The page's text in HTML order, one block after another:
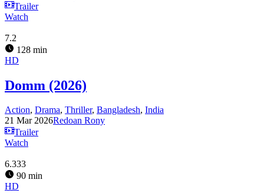
Trailer
Watch
7.2
128 min
HD
Domm (2026)
Action, Drama, Thriller, Bangladesh, India
21 Mar 2026Redoan Rony
Trailer
Watch
6.333
90 min
HD